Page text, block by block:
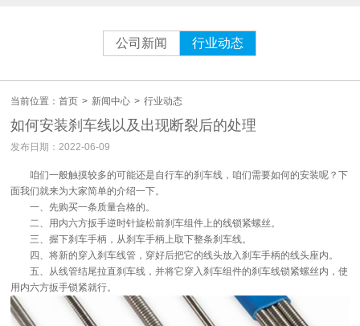
公司新闻 行业动态
当前位置：首页 > 新闻中心 > 行业动态
如何安装刹车线以及出现断裂后的处理
发布日期：2022-06-09
咱们一般触摸较多的可能还是自行车的刹车线，咱们需要如何的安装呢？下
面我们就来为大家简单的介绍一下。
一、先购买一条质量合格的。
二、用内六方扳手逆时针旋松前刹车组件上的线锁紧螺丝。
三、握下刹车手柄，从刹车手柄上取下整条刹车线。
四、将新的穿入刹车线管，穿好后把它的线头放入刹车手柄的线头座内。
五、从线管结尾拉直刹车线，并将它穿入刹车组件的刹车线锁紧螺丝内，使
用内六方扳手锁紧就行。